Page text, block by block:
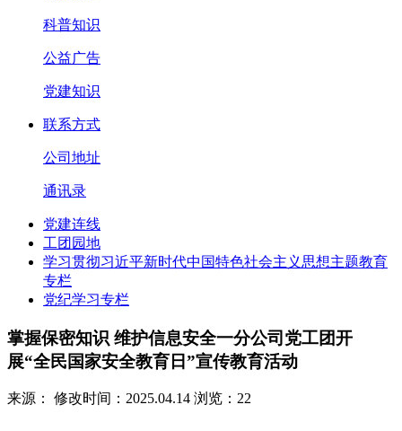
科普知识
公益广告
党建知识
联系方式
公司地址
通讯录
党建连线
工团园地
学习贯彻习近平新时代中国特色社会主义思想主题教育
专栏
党纪学习专栏
掌握保密知识 维护信息安全一分公司党工团开
展“全民国家安全教育日”宣传教育活动
来源： 修改时间：2025.04.14 浏览：22